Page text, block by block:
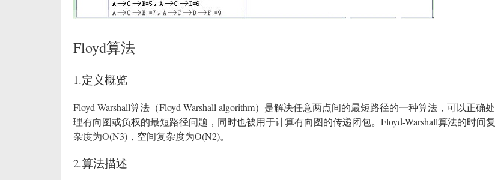
Floyd算法
1.定义概览
Floyd-Warshall算法（Floyd-Warshall algorithm）是解决任意两点间的最短路径的一种算法，可以正确处
理有向图或负权的最短路径问题，同时也被用于计算有向图的传递闭包。Floyd-Warshall算法的时间复
杂度为O(N3)，空间复杂度为O(N2)。
2.算法描述